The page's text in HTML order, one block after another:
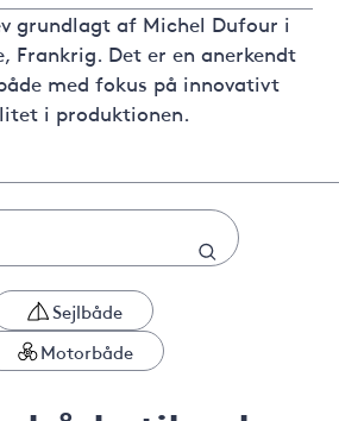
grundlagt af Michel Dufour i
Frankrig. Det er en anerkendt
med fokus på innovativt
i produktionen.
Sejlbåde
Motorbåde